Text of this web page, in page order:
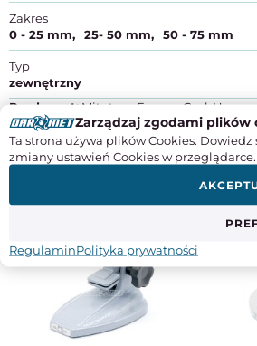
Zakres
0 - 25 mm
25- 50 mm 50 - 75 mm
Typ
zewnętrzny
Producent:Mitutoyo Europe GmbH
Adres:Borsigstraße 8-10, D-41469 Neuss
Kraj pochodzenia:Niemcy
Kontakt:+49 (0)2137 - 1020,
DO TEGO PRODUKTU
Zarządzaj zgodami plików
Ta strona używa plików Cookies.
zmiany ustawień Cookies w przeglądarce.
RegulaminPolityka prywatności